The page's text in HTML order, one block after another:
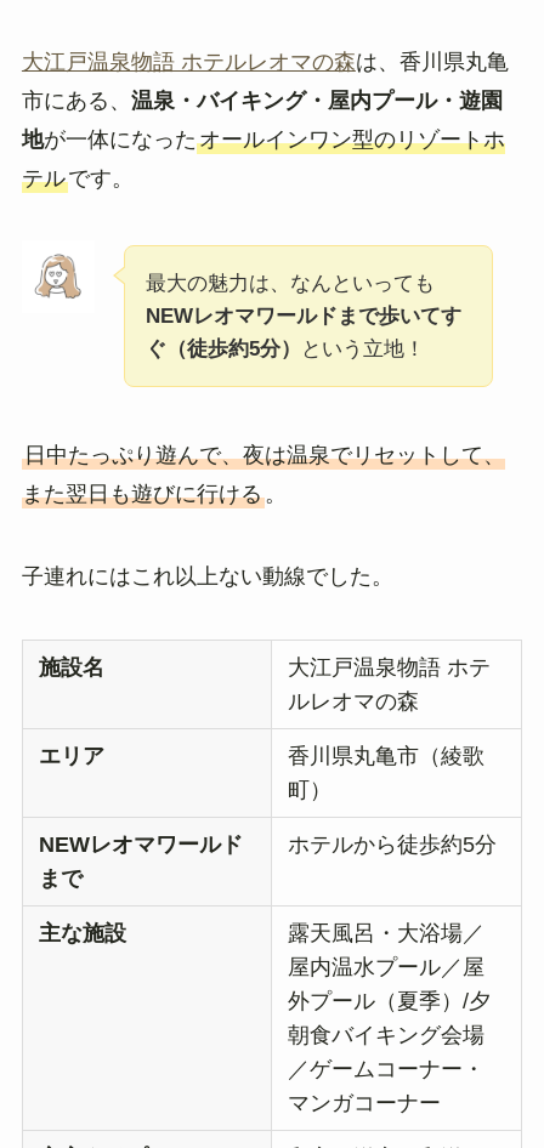
大江戸温泉物語 ホテルレオマの森は、香川県丸亀
市にある、 温泉・バイキング・屋内プール・遊園
地が一体になったオールインワン型のリゾートホ
テルです。
最大の魅力は、なんといっても
NEWレオマワールドまで歩いてす
ぐ（徒歩約5分）
という立地！
日中たっぷり遊んで、夜は温泉でリセットして、
また翌日も遊びに行ける。
子連れにはこれ以上ない動線でした。
施設名
大江戸温泉物語 ホテ
ルレオマの森
エリア
香川県丸亀市（綾歌
町）
NEWレオマワールド
まで
ホテルから徒歩約5分
主な施設
露天風呂・大浴場／
屋内温水プール／屋
外プール（夏季）/夕
朝食バイキング会場
／ゲームコーナー・
マンガコーナー